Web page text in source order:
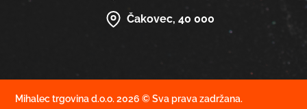
Čakovec, 40 000
Mihalec trgovina d.o.o. 2026 © Sva prava zadržana.